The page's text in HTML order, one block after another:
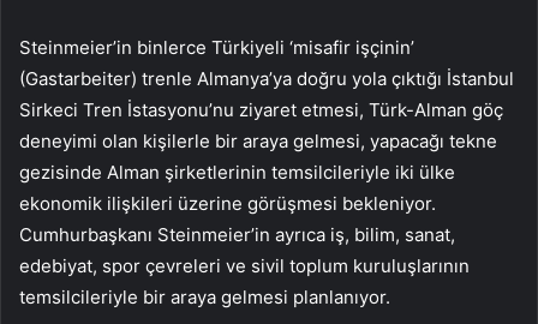
Steinmeier’in binlerce Türkiyeli ‘misafir işçinin’
(Gastarbeiter) trenle Almanya’ya doğru yola çıktığı İstanbul
Sirkeci Tren İstasyonu’nu ziyaret etmesi, Türk-Alman göç
deneyimi olan kişilerle bir araya gelmesi, yapacağı tekne
gezisinde Alman şirketlerinin temsilcileriyle iki ülke
ekonomik ilişkileri üzerine görüşmesi bekleniyor.
Cumhurbaşkanı Steinmeier’in ayrıca iş, bilim, sanat,
edebiyat, spor çevreleri ve sivil toplum kuruluşlarının
temsilcileriyle bir araya gelmesi planlanıyor.